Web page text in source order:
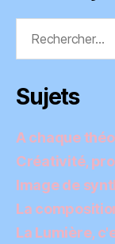
Sujets
A chaque
Créativité,
Image de
La
La Lumière,